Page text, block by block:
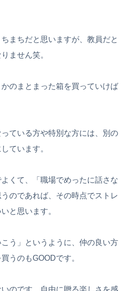
まちだと思いますが、教員だと
ません笑。
のまとまった箱を買っていけば
ている方や特別な方には、別の
ています。
くて、「職場でめったに話さな
のであれば、その時点でストレ
と思います。
こう」というように、仲の良い方
うのもGOODです。
のです。自由に贈る楽しさを感